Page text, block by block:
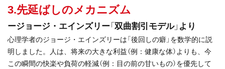
3.先延ばしのメカニズム
ージョージ・エインズリー「双曲割引モデル」より
心理学者のジョージ・エインズリーは「後回しの癖」を数学的に説
明しました。人は、将来の大きな利益（例：健康な体）よりも、今
この瞬間の快楽や負荷の軽減（例：目の前の甘いもの）を優先して